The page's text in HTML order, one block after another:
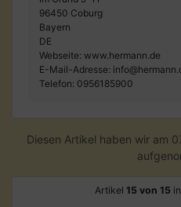
96450 Coburg
Bayern
DE
Webseite: www.hermann.de
E-Mail-Adresse:
Telefon: 0956185900
Diesen Artikel haben wir am
Artikel 15 von 15